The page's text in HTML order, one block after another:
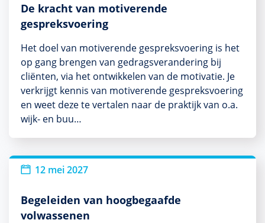
De kracht van motiverende
gespreksvoering
Het doel van motiverende gespreksvoering is het
op gang brengen van gedragsverandering bij
cliënten, via het ontwikkelen van de motivatie. Je
verkrijgt kennis van motiverende gespreksvoering
en weet deze te vertalen naar de praktijk van o.a.
wijk- en buu…
12 mei 2027
Begeleiden van hoogbegaafde
volwassenen